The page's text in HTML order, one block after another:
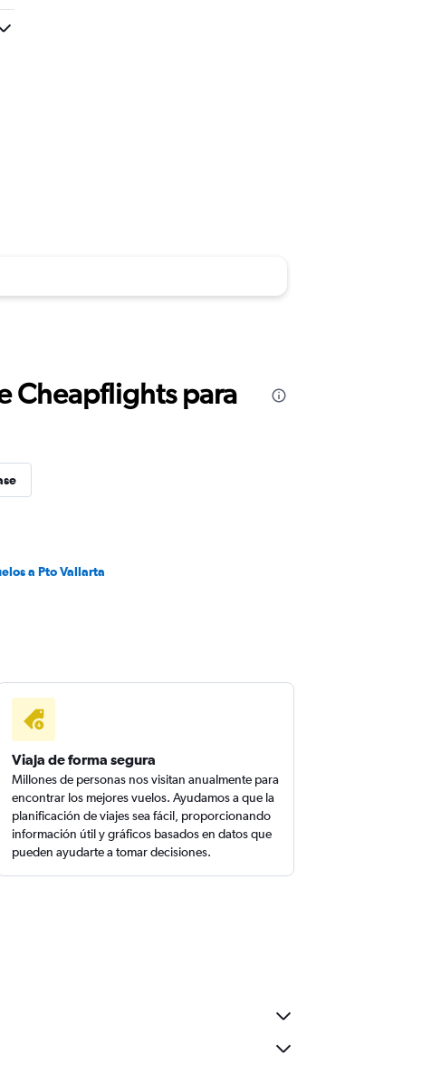
Cheapflights para
a Pto Vallarta
Viaja de forma segura
Millones de personas nos visitan anualmente para
encontrar los mejores vuelos. Ayudamos a que la
planificación de viajes sea fácil, proporcionando
información útil y gráficos basados en datos que
pueden ayudarte a tomar decisiones.